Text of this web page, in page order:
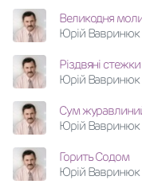
Великодня
Юрій Вавринюк
Різдвяні
Юрій Вавринюк
Сум
Юрій Вавринюк
Горить Содом
Юрій Вавринюк